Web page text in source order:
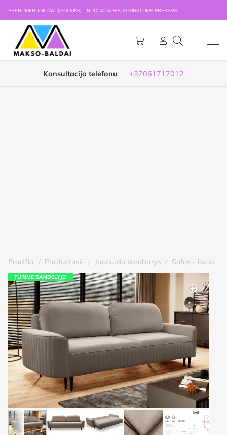
PRENUMERUOK NAUJIENLAIŠKĮ – NUOLAIDA 5% ATRINKTOMS PREKĖMS!
Konsultacija telefonu +37061717012
Pradžia / Parduotuvė / Jaunuolio kambarys / Sofos - lovos
TURIME SANDĖLYJE!